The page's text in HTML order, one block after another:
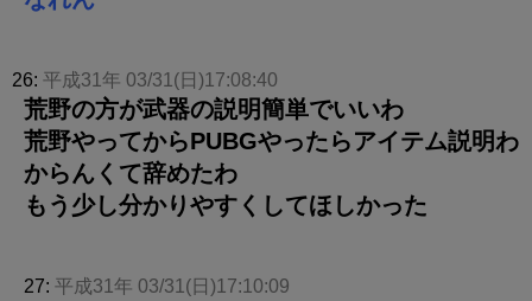
26: 平成31年 03/31(日)17:08:40
荒野の方が武器の説明簡単でいいわ
荒野やってからPUBGやったらアイテム説明わ
からんくて辞めたわ
もう少し分かりやすくしてほしかった
27: 平成31年 03/31(日)17:10:09